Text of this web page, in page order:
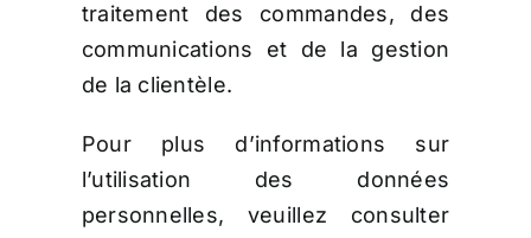
traitement des commandes, des
communications et de la gestion
de la clientèle.
Pour plus d’informations sur
l’utilisation des données
personnelles, veuillez consulter